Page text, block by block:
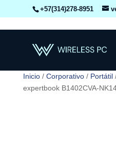
+57(314)278-8951
Inicio/ Corporativo/ Portátil
expertbook B1402CVA-